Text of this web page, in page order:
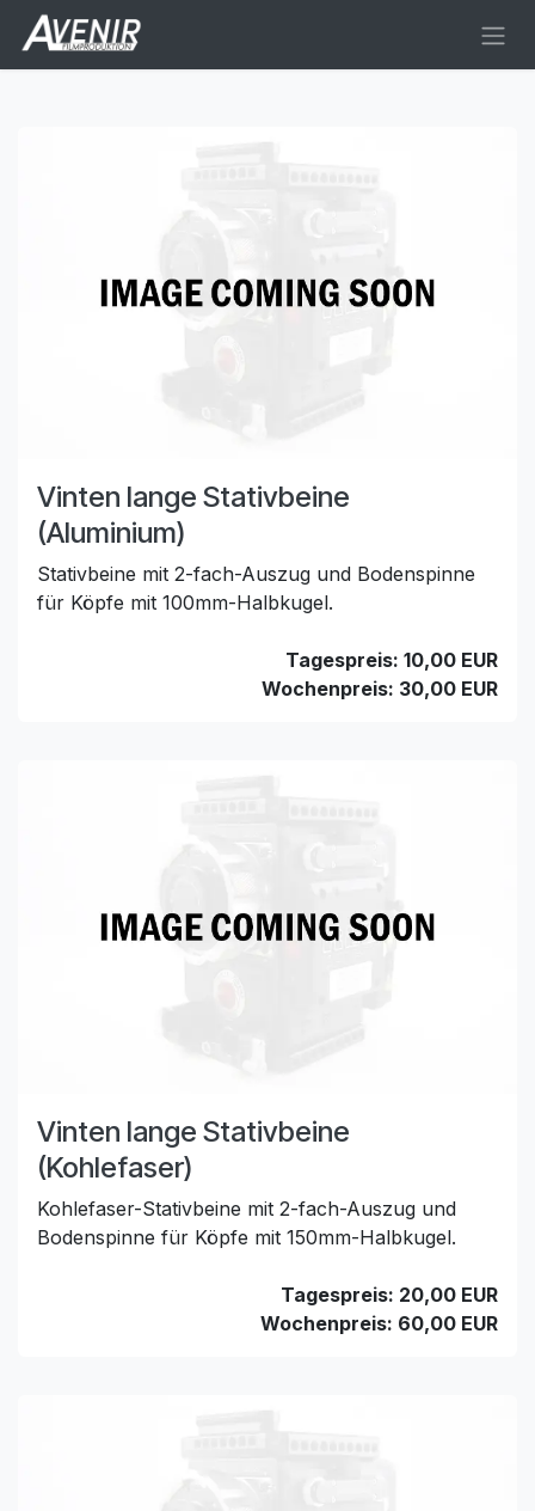
Zum Inhalt springen
Vinten lange Stativbeine
(Aluminium)
Stativbeine mit 2-fach-Auszug und Bodenspinne
für Köpfe mit 100mm-Halbkugel.
Tagespreis: 10,00 EUR
Wochenpreis: 30,00 EUR
Vinten lange Stativbeine
(Kohlefaser)
Kohlefaser-Stativbeine mit 2-fach-Auszug und
Bodenspinne für Köpfe mit 150mm-Halbkugel.
Tagespreis: 20,00 EUR
Wochenpreis: 60,00 EUR